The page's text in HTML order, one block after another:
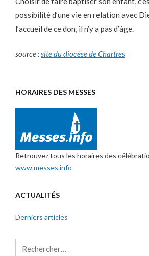
possibilité d’une vie en relation avec
l’accueil de ce don, il n’y a pas d’âge.
source :site du diocèse de Chartres
HORAIRES DES MESSES
Retrouvez tous les horaires des
www.messes.info
ACTUALITÉS
Derniers articles
Rechercher :